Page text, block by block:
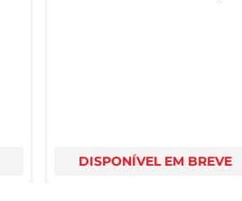
DISPONÍVEL EM BREVE